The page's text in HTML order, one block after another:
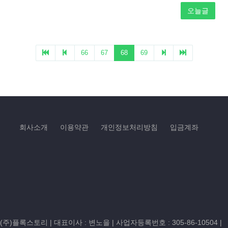
회사소개 이용약관 개인정보처리방침 입금계좌
(주)플록스토리 | 대표이사 : 변노을 | 사업자등록번호 : 305-86-10504 |